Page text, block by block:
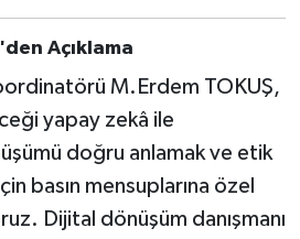
Açıklama
M.Erdem TOKUŞ,
yapay zekâ ile
doğru anlamak ve etik
basın mensuplarına özel
Dijital dönüşüm danışmanı